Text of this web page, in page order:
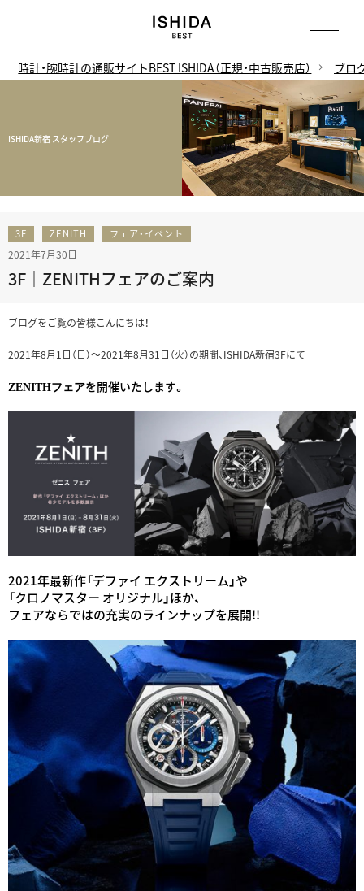
時計・腕時計の通販サイトBEST ISHIDA（正規・中古販売店） ブロ
ISHIDA新宿 スタッフブログ
3F ZENITH フェア・イベント
2021年7月30日
3F｜ZENITHフェアのご案内
ブログをご覧の皆様こんにちは！
2021年8月1日（日）～2021年8月31日（火）の期間、ISHIDA新宿3Fにて
ZENITHフェアを開催いたします。
2021年最新作「デファイ エクストリーム」や
「クロノマスター オリジナル」ほか、
フェアならではの充実のラインナップを展開!!